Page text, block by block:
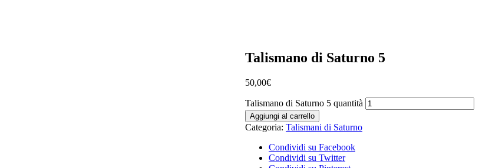
Talismano di Saturno 5
50,00€
Talismano di Saturno 5 quantità
Aggiungi al carrello
Categoria: Talismani di Saturno
Condividi su Facebook
Condividi su Twitter